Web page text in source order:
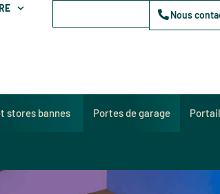
Nous
stores bannes Portes de garage